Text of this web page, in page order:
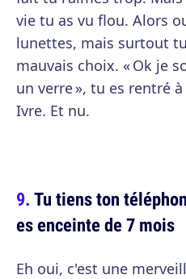
vie tu as vu flou. Alors
lunettes, mais surtout
mauvais choix. « Ok je
un verre », tu es rentré
Ivre. Et nu.
Tu tiens ton
es enceinte de 7 mois
Eh oui, c'est une